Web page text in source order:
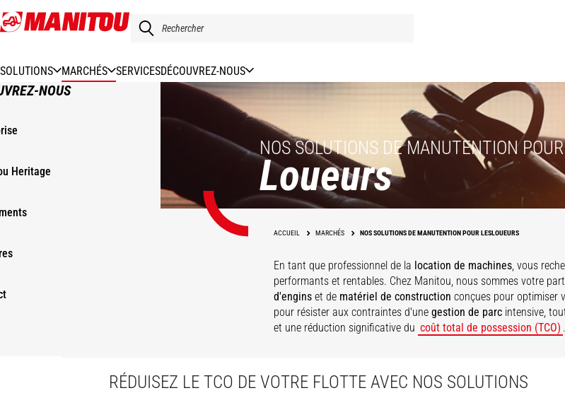
Aller
au
SOLUTIONS MARCHÉS SERVICESDÉCOUVREZ-NOUS
NOUS
Heritage
NOS SOLUTIONS DE MANUTENTION
Loueurs
ACCUEIL MARCHÉS NOS SOLUTIONS DE MANUTENTION POUR LESLOUEURS
En tant que professionnel de la location de machines, vous
performants et rentables. Chez Manitou, nous sommes votre
d'engins et de matériel de construction conçues pour optimiser
pour résister aux contraintes d'une gestion de parc intensive,
et une réduction significative du coût total de possession (TCO) .
RÉDUISEZ LE TCO DE VOTRE FLOTTE AVEC NOS SOLUTIONS